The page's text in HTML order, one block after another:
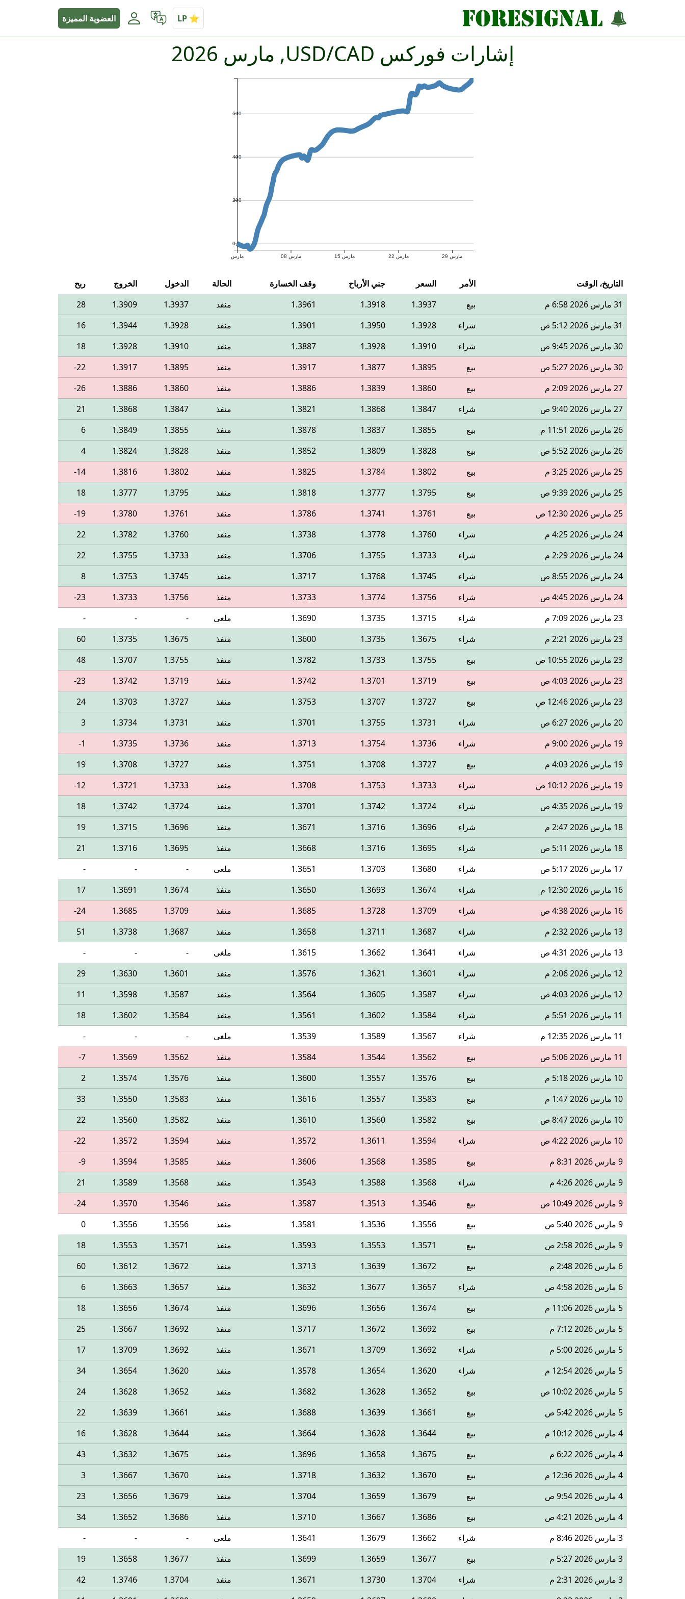
العضوية المميزة
إشارات فوركس USD/CAD, مارس 2026
مارس مارس 08 مارس 15 مارس 22 مارس 29
0
200
400
600
التاريخ، الوقت الأمر السعر جني الأرباح وقف الخسارة الحالة الدخول الخروج
ربح
31 مارس 2026 6:58 م
بيع 1.3937
1.3918
1.3961 منفذ 1.3937
1.3909
28
31 مارس 2026 5:12 ص
شراء 1.3928
1.3950
1.3901 منفذ 1.3928
1.3944
16
30 مارس 2026 9:45 ص
شراء 1.3910
1.3928
1.3887 منفذ 1.3910
1.3928
18
30 مارس 2026 5:27 ص
بيع 1.3895
1.3877
1.3917 منفذ 1.3895
1.3917
‎-22
27 مارس 2026 2:09 م
بيع 1.3860
1.3839
1.3886 منفذ 1.3860
1.3886
‎-26
27 مارس 2026 9:40 ص
شراء 1.3847
1.3868
1.3821 منفذ 1.3847
1.3868
21
26 مارس 2026 11:51 م
بيع 1.3855
1.3837
1.3878 منفذ 1.3855
1.3849
6
26 مارس 2026 5:52 ص
بيع 1.3828
1.3809
1.3852 منفذ 1.3828
1.3824
4
25 مارس 2026 3:25 م
بيع 1.3802
1.3784
1.3825 منفذ 1.3802
1.3816
‎-14
25 مارس 2026 9:39 ص
بيع 1.3795
1.3777
1.3818 منفذ 1.3795
1.3777
18
25 مارس 2026 12:30 ص
بيع 1.3761
1.3741
1.3786 منفذ 1.3761
1.3780
‎-19
24 مارس 2026 4:25 م
شراء 1.3760
1.3778
1.3738 منفذ 1.3760
1.3782
22
24 مارس 2026 2:29 م
شراء 1.3733
1.3755
1.3706 منفذ 1.3733
1.3755
22
24 مارس 2026 8:55 ص
شراء 1.3745
1.3768
1.3717 منفذ 1.3745
1.3753
8
24 مارس 2026 4:45 ص
شراء 1.3756
1.3774
1.3733 منفذ 1.3756
1.3733
‎-23
23 مارس 2026 7:09 م
شراء 1.3715
1.3735
1.3690 ملغى -
-
-
23 مارس 2026 2:21 م
شراء 1.3675
1.3735
1.3600 منفذ 1.3675
1.3735
60
23 مارس 2026 10:55 ص
بيع 1.3755
1.3733
1.3782 منفذ 1.3755
1.3707
48
23 مارس 2026 4:03 ص
بيع 1.3719
1.3701
1.3742 منفذ 1.3719
1.3742
‎-23
23 مارس 2026 12:46 ص
بيع 1.3727
1.3707
1.3753 منفذ 1.3727
1.3703
24
20 مارس 2026 6:27 ص
شراء 1.3731
1.3755
1.3701 منفذ 1.3731
1.3734
3
19 مارس 2026 9:00 م
شراء 1.3736
1.3754
1.3713 منفذ 1.3736
1.3735
‎-1
19 مارس 2026 4:03 م
بيع 1.3727
1.3708
1.3751 منفذ 1.3727
1.3708
19
19 مارس 2026 10:12 ص
شراء 1.3733
1.3753
1.3708 منفذ 1.3733
1.3721
‎-12
19 مارس 2026 4:35 ص
شراء 1.3724
1.3742
1.3701 منفذ 1.3724
1.3742
18
18 مارس 2026 2:47 م
شراء 1.3696
1.3716
1.3671 منفذ 1.3696
1.3715
19
18 مارس 2026 5:11 ص
شراء 1.3695
1.3716
1.3668 منفذ 1.3695
1.3716
21
17 مارس 2026 5:17 ص
شراء 1.3680
1.3703
1.3651 ملغى -
-
-
16 مارس 2026 12:30 م
شراء 1.3674
1.3693
1.3650 منفذ 1.3674
1.3691
17
16 مارس 2026 4:38 ص
شراء 1.3709
1.3728
1.3685 منفذ 1.3709
1.3685
‎-24
13 مارس 2026 2:32 م
شراء 1.3687
1.3711
1.3658 منفذ 1.3687
1.3738
51
13 مارس 2026 4:31 ص
شراء 1.3641
1.3662
1.3615 ملغى -
-
-
12 مارس 2026 2:06 م
شراء 1.3601
1.3621
1.3576 منفذ 1.3601
1.3630
29
12 مارس 2026 4:03 ص
شراء 1.3587
1.3605
1.3564 منفذ 1.3587
1.3598
11
11 مارس 2026 5:51 م
شراء 1.3584
1.3602
1.3561 منفذ 1.3584
1.3602
18
11 مارس 2026 12:35 م
شراء 1.3567
1.3589
1.3539 ملغى -
-
-
11 مارس 2026 5:06 ص
بيع 1.3562
1.3544
1.3584 منفذ 1.3562
1.3569
‎-7
10 مارس 2026 5:18 م
بيع 1.3576
1.3557
1.3600 منفذ 1.3576
1.3574
2
10 مارس 2026 1:47 م
بيع 1.3583
1.3557
1.3616 منفذ 1.3583
1.3550
33
10 مارس 2026 8:47 ص
بيع 1.3582
1.3560
1.3610 منفذ 1.3582
1.3560
22
10 مارس 2026 4:22 ص
شراء 1.3594
1.3611
1.3572 منفذ 1.3594
1.3572
‎-22
9 مارس 2026 8:31 م
بيع 1.3585
1.3568
1.3606 منفذ 1.3585
1.3594
‎-9
9 مارس 2026 4:26 م
شراء 1.3568
1.3588
1.3543 منفذ 1.3568
1.3589
21
9 مارس 2026 10:49 ص
بيع 1.3546
1.3513
1.3587 منفذ 1.3546
1.3570
‎-24
9 مارس 2026 5:40 ص
بيع 1.3556
1.3536
1.3581 منفذ 1.3556
1.3556
0
9 مارس 2026 2:58 ص
بيع 1.3571
1.3553
1.3593 منفذ 1.3571
1.3553
18
6 مارس 2026 2:48 م
بيع 1.3672
1.3639
1.3713 منفذ 1.3672
1.3612
60
6 مارس 2026 4:58 ص
شراء 1.3657
1.3677
1.3632 منفذ 1.3657
1.3663
6
5 مارس 2026 11:06 م
بيع 1.3674
1.3656
1.3696 منفذ 1.3674
1.3656
18
5 مارس 2026 7:12 م
بيع 1.3692
1.3672
1.3717 منفذ 1.3692
1.3667
25
5 مارس 2026 5:00 م
شراء 1.3692
1.3709
1.3671 منفذ 1.3692
1.3709
17
5 مارس 2026 12:54 م
شراء 1.3620
1.3654
1.3578 منفذ 1.3620
1.3654
34
5 مارس 2026 10:02 ص
بيع 1.3652
1.3628
1.3682 منفذ 1.3652
1.3628
24
5 مارس 2026 5:42 ص
بيع 1.3661
1.3639
1.3688 منفذ 1.3661
1.3639
22
4 مارس 2026 10:12 م
بيع 1.3644
1.3628
1.3664 منفذ 1.3644
1.3628
16
4 مارس 2026 6:22 م
بيع 1.3675
1.3658
1.3696 منفذ 1.3675
1.3632
43
4 مارس 2026 12:36 م
بيع 1.3670
1.3632
1.3718 منفذ 1.3670
1.3667
3
4 مارس 2026 9:54 ص
بيع 1.3679
1.3659
1.3704 منفذ 1.3679
1.3656
23
4 مارس 2026 4:21 ص
بيع 1.3686
1.3667
1.3710 منفذ 1.3686
1.3652
34
3 مارس 2026 8:46 م
شراء 1.3662
1.3679
1.3641 ملغى -
-
-
3 مارس 2026 5:27 م
بيع 1.3677
1.3659
1.3699 منفذ 1.3677
1.3658
19
3 مارس 2026 2:31 م
شراء 1.3704
1.3730
1.3671 منفذ 1.3704
1.3746
42